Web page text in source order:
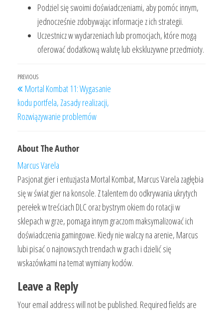
Podziel się swoimi doświadczeniami, aby pomóc innym,
jednocześnie zdobywając informacje z ich strategii.
Uczestnicz w wydarzeniach lub promocjach, które mogą
oferować dodatkową walutę lub ekskluzywne przedmioty.
Post
navigation
Previous
Post
PREVIOUS
Mortal Kombat 11: Wygasanie
kodu portfela, Zasady realizacji,
Rozwiązywanie problemów
About The Author
Marcus Varela
Pasjonat gier i entuzjasta Mortal Kombat, Marcus Varela zagłębia
się w świat gier na konsole. Z talentem do odkrywania ukrytych
perełek w treściach DLC oraz bystrym okiem do rotacji w
sklepach w grze, pomaga innym graczom maksymalizować ich
doświadczenia gamingowe. Kiedy nie walczy na arenie, Marcus
lubi pisać o najnowszych trendach w grach i dzielić się
wskazówkami na temat wymiany kodów.
Leave a Reply
Your email address will not be published. Required fields are